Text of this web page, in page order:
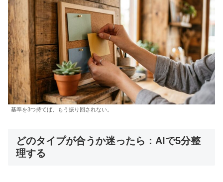
基準を3つ持てば、もう振り回されない。
どのタイプが合うか迷ったら：AIで5分整
理する